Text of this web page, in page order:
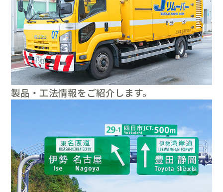
製品・工法情報をご紹介します。